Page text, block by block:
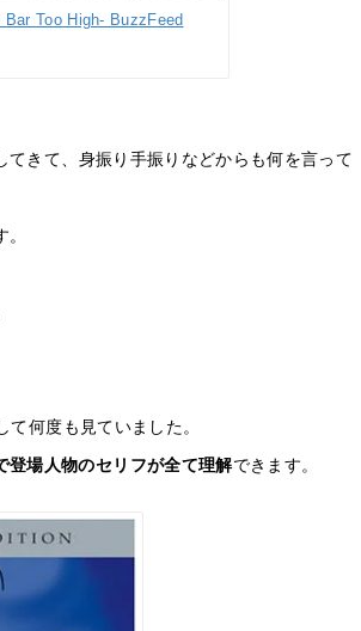
Too High- BuzzFeed
てきて、身振り手振りなどからも何を言って
。
何度も見ていました。
登場人物のセリフが全て理解できます。